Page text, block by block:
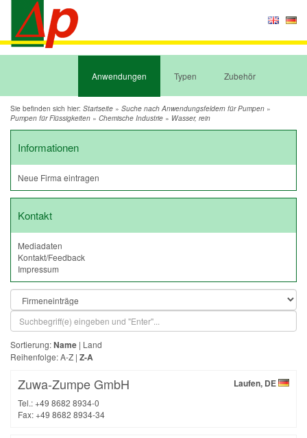
Anwendungen Typen Zubehör
Sie befinden sich hier: Startseite » Suche nach Anwendungsfeldern für Pumpen »
Pumpen für Flüssigkeiten » Chemische Industrie » Wasser, rein
Informationen
Neue Firma eintragen
Kontakt
Mediadaten
Kontakt/Feedback
Impressum
Sortierung:Name | Land
Reihenfolge:A-Z | Z-A
Laufen, DE
Zuwa-Zumpe GmbH
Tel.: +49 8682 8934-0
Fax: +49 8682 8934-34